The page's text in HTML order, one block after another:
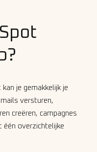
je gemakkelijk je
versturen,
creëren, campagnes
één overzichtelijke